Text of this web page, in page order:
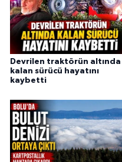
Devrilen traktörün altında
kalan sürücü hayatını
kaybetti